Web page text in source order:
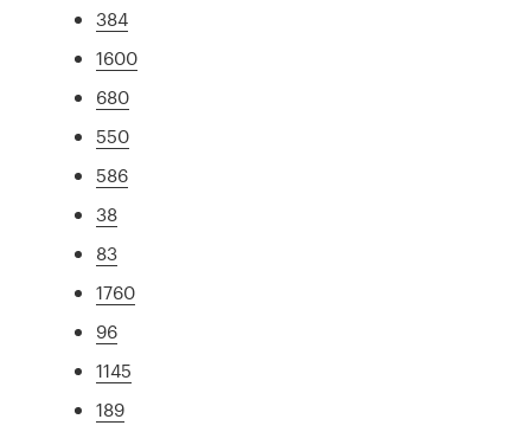
384
1600
680
550
586
38
83
1760
96
1145
189